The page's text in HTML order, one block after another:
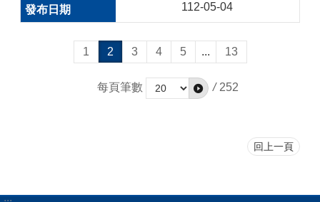
112-05-04
1 2 3 4 5 ... 13
每頁筆數 / 252
回上一頁